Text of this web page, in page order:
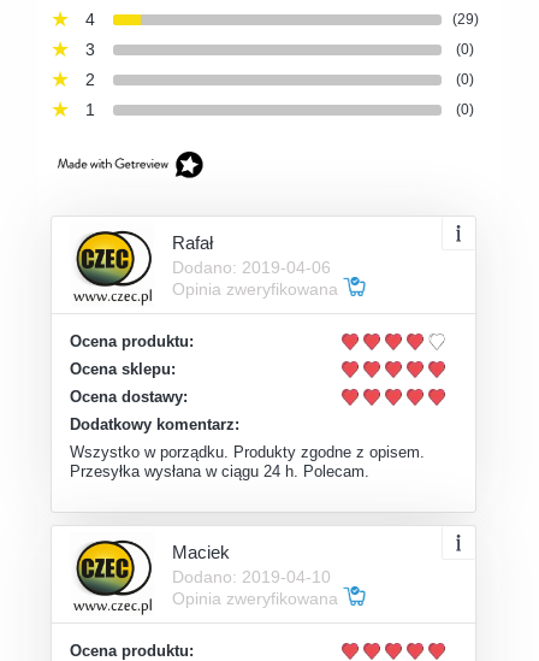
4 (29)
3 (0)
2 (0)
1 (0)
Rafał
Dodano: 2019-04-06
Opinia zweryfikowana
Ocena produktu:
Ocena sklepu:
Ocena dostawy:
Dodatkowy komentarz:
Wszystko w porządku. Produkty zgodne z opisem.
Przesyłka wysłana w ciągu 24 h. Polecam.
Maciek
Dodano: 2019-04-10
Opinia zweryfikowana
Ocena produktu: